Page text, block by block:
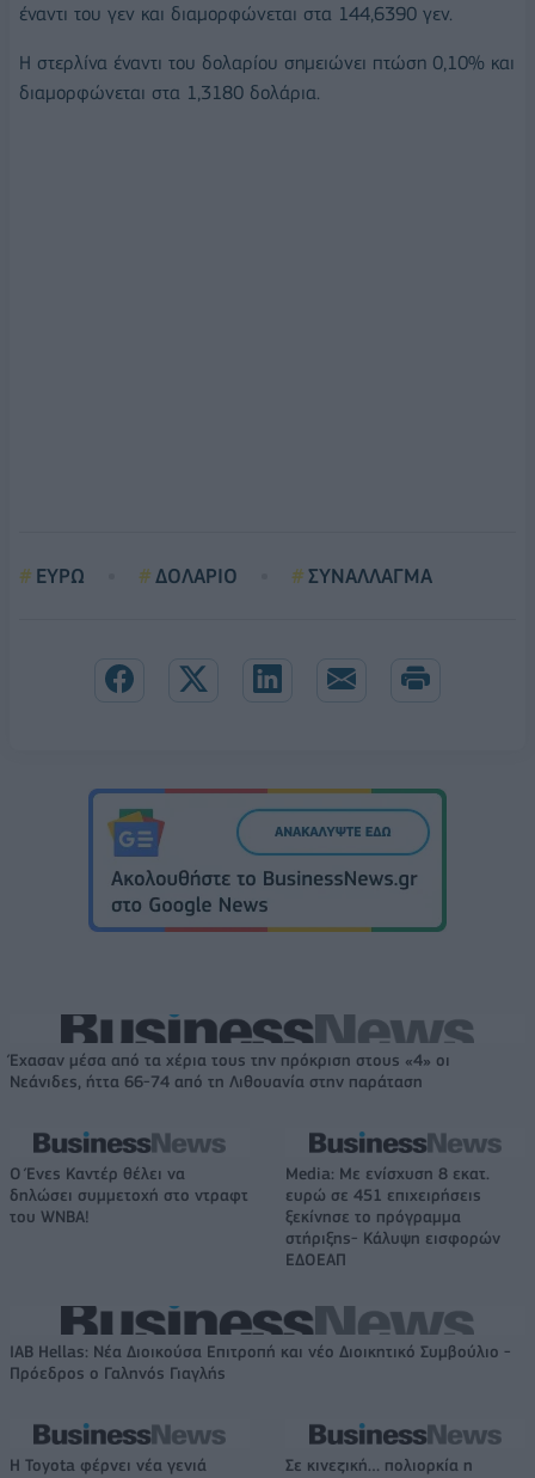
έναντι του γεν και διαμορφώνεται στα 144,6390 γεν.
Η στερλίνα έναντι του δολαρίου σημειώνει πτώση 0,10% και
διαμορφώνεται στα 1,3180 δολάρια.
ΕΥΡΩ ΔΟΛΑΡΙΟ ΣΥΝΑΛΛΑΓΜΑ
Έχασαν μέσα από τα χέρια τους την πρόκριση στους «4» οι
Νεάνιδες, ήττα 66-74 από τη Λιθουανία στην παράταση
Ο Ένες Καντέρ θέλει να
δηλώσει συμμετοχή στο ντραφτ
του WNBA!
Media: Με ενίσχυση 8 εκατ.
ευρώ σε 451 επιχειρήσεις
ξεκίνησε το πρόγραμμα
στήριξης- Κάλυψη εισφορών
ΕΔΟΕΑΠ
IAB Hellas: Νέα Διοικούσα Επιτροπή και νέο Διοικητικό Συμβούλιο -
Πρόεδρος ο Γαληνός Γιαγλής
Η Toyota φέρνει νέα γενιά
Σε κινεζική… πολιορκία η